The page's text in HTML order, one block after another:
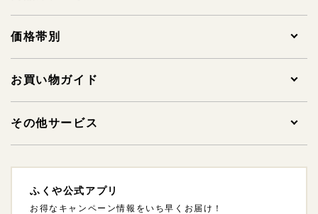
全ての商品
贈答用明太子
家庭用明太子
その他明太子
ギフトセット
価格帯別
1,000円未満
1,000～1,999円
2,000～2,999円
3,000～3,999円
お買い物ガイド
ご注文について
支払方法・支払い時期・領収書について
配送方法・送料について
その他サービス
法人様ギフトサービスについて
海外発送について
ふくや公式アプリ
お得なキャンペーン情報をいち早くお届け！